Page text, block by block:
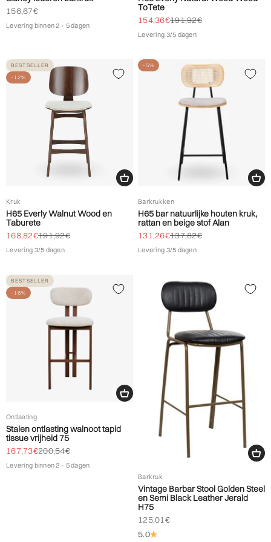
Biedprijs aanbieden
156,67€
Levering binnen 2 - 5 dagen
ToTete
Biedprijs aanbieden
154,36€Normale prijs
191,92€
Levering 3/5 dagen
BESTSELLER
-12%
Kruk
H65 Everly Walnut Wood en
Taburete
Biedprijs aanbieden
168,82€Normale prijs
191,92€
Levering 3/5 dagen
-5%
Barkrukken
H65 bar natuurlijke houten kruk,
rattan en beige stof Alan
Biedprijs aanbieden
131,26€Normale prijs
137,82€
Levering 3/5 dagen
BESTSELLER
-16%
Ontlasting
Stalen ontlasting walnoot tapid
tissue vrijheid 75
Biedprijs aanbieden
167,73€Normale prijs
200,54€
Levering binnen 2 - 5 dagen
Barkruk
Vintage Barbar Stool Golden Steel
en Semi Black Leather Jerald
H75
Biedprijs aanbieden
125,01€
5.0